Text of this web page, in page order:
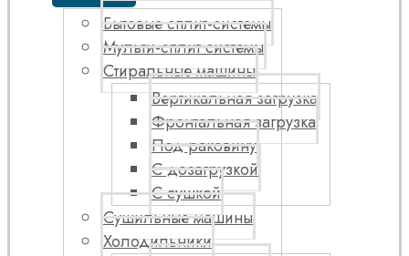
Бытовые сплит-системы
Мульти-сплит системы
Стиральные машины
Вертикальная загрузка
Фронтальная загрузка
Под раковину
С дозагрузкой
С сушкой
Сушильные машины
Холодильники